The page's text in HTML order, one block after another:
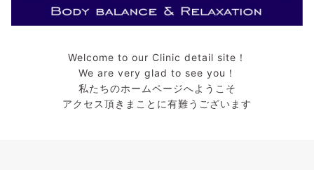
Welcome to our Clinic detail site！
We are very glad to see you！
私たちのホームページへようこそ
アクセス頂きまことに有難うございます